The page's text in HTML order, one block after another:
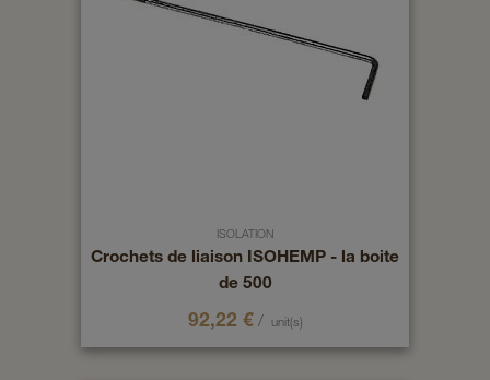
ISOLATION
Crochets de liaison ISOHEMP - la boite
de 500
92,22 €/ unit(s)